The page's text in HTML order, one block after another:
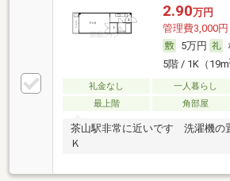
2.90万円
管理費3,000円
5万円
5階 / 1K（19m
礼金なし 一人暮らし
最上階
角部屋
茶山駅非常に近いです 洗濯機の
Ｋ